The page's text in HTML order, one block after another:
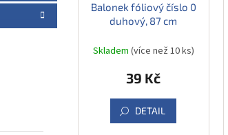
Balonek fóliový číslo 0
duhový, 87 cm
Skladem (více než 10 ks)
39 Kč
DETAIL